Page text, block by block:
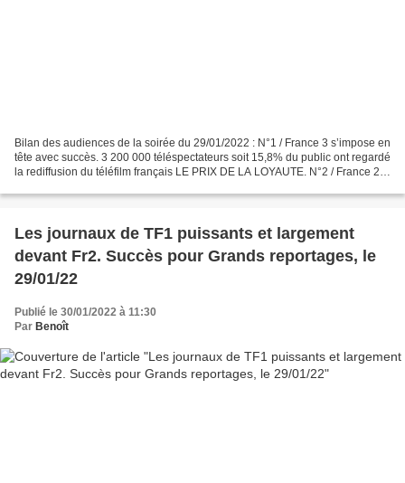
Bilan des audiences de la soirée du 29/01/2022 : N°1 / France 3 s’impose en
tête avec succès. 3 200 000 téléspectateurs soit 15,8% du public ont regardé
la rediffusion du téléfilm français LE PRIX DE LA LOYAUTE. N°2 / France 2
Les journaux de TF1 puissants et largement
devant Fr2. Succès pour Grands reportages, le
29/01/22
Publié le 30/01/2022 à 11:30
Par Benoît